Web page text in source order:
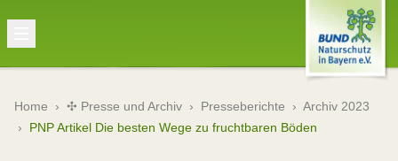
Home › ✣ Presse und Archiv › Presseberichte › Archiv 2023
› PNP Artikel Die besten Wege zu fruchtbaren Böden